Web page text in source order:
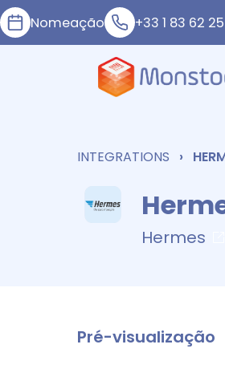
Nomeação +33 1 83 62 25
INTEGRATIONS
Hermes
Pré-visualização